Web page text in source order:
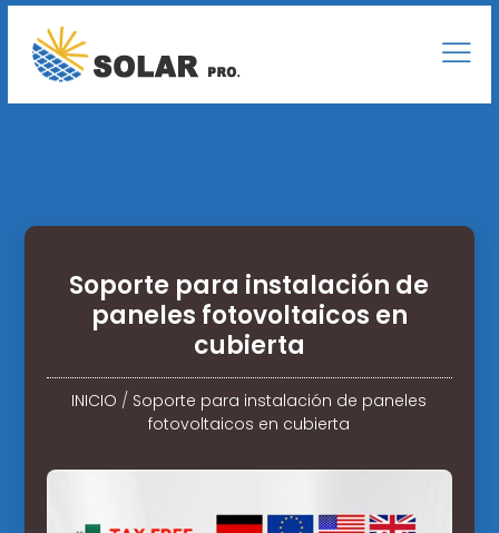
Soporte para instalación de
paneles fotovoltaicos en
cubierta
INICIO / Soporte para instalación de paneles
fotovoltaicos en cubierta